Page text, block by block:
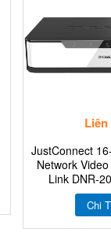
Liên
JustConnect
Network
Link DNR-
Chi